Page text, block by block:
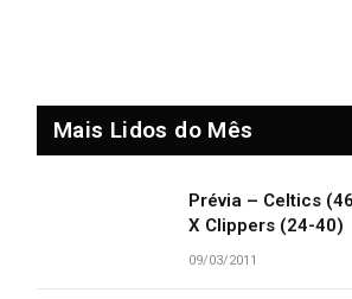
Mais Lidos do Mês
Prévia – Celtics
X Clippers (24-40)
09/03/2011